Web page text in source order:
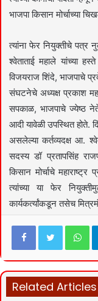
भाजपा किसान मोर्चाच्या
त्यांना फेर नियुक्तीचे पत्र
श्वेताताई महाले यांच्या
विजयराज शिंदे, भाजपाचे
संघटनेचे अध्यक्ष प्रकाश
सपकाळ, भाजपाचे ज्येष्ठ
आदी यावेळी उपस्थित होते.
असलेल्या कर्तव्यदक्ष आ.
सदस्य डॉ प्रतापसिंह
किसान मोर्चाचे
त्यांच्या या फेर
कार्यकर्त्यांकडून तसेच
FacebookTwitter
Related Articles